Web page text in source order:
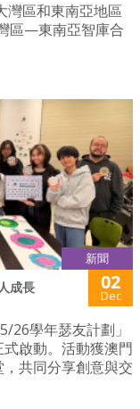
灣區和東南亞地區
區—東南亞智庫合
新聞
成長 02
Dec
26學年瑟友計劃」
啟動。活動獲澳門
共同分享創意與交